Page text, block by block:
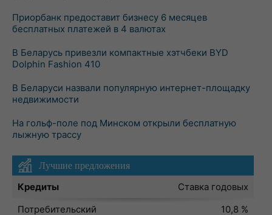
Приорбанк предоставит бизнесу 6 месяцев
бесплатных платежей в 4 валютах
В Беларусь привезли компактные хэтчбеки BYD
Dolphin Fashion 410
В Беларуси назвали популярную интернет-площадку
недвижимости
На гольф-поле под Минском открыли бесплатную
лыжную трассу
Лучшие предложения
Кредиты
Ставка годовых
Потребительский
10,8 %